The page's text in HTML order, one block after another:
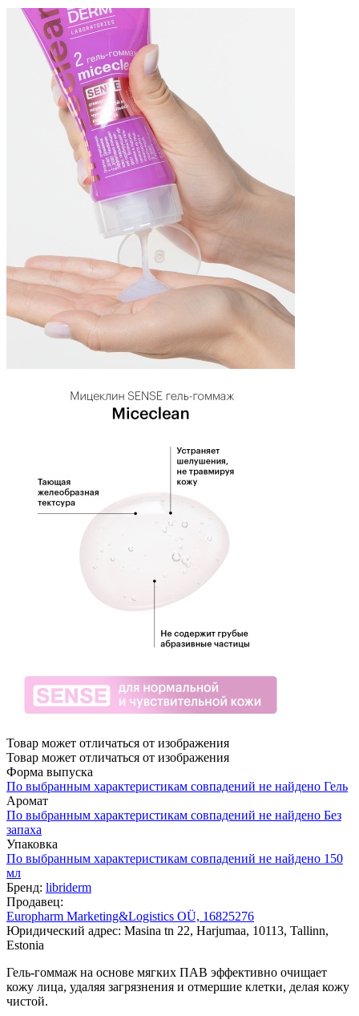
Товар может отличаться от изображения
Товар может отличаться от изображения
Форма выпуска
По выбранным характеристикам совпадений не найдено Гель
Аромат
По выбранным характеристикам совпадений не найдено Без
запаха
Упаковка
По выбранным характеристикам совпадений не найдено 150
мл
Бренд: libriderm
Продавец:
Europharm Marketing&Logistics OÜ, 16825276
Юридический адрес: Masina tn 22, Harjumaa, 10113, Tallinn,
Estonia
Гель-гоммаж на основе мягких ПАВ эффективно очищает
кожу лица, удаляя загрязнения и отмершие клетки, делая кожу
чистой.